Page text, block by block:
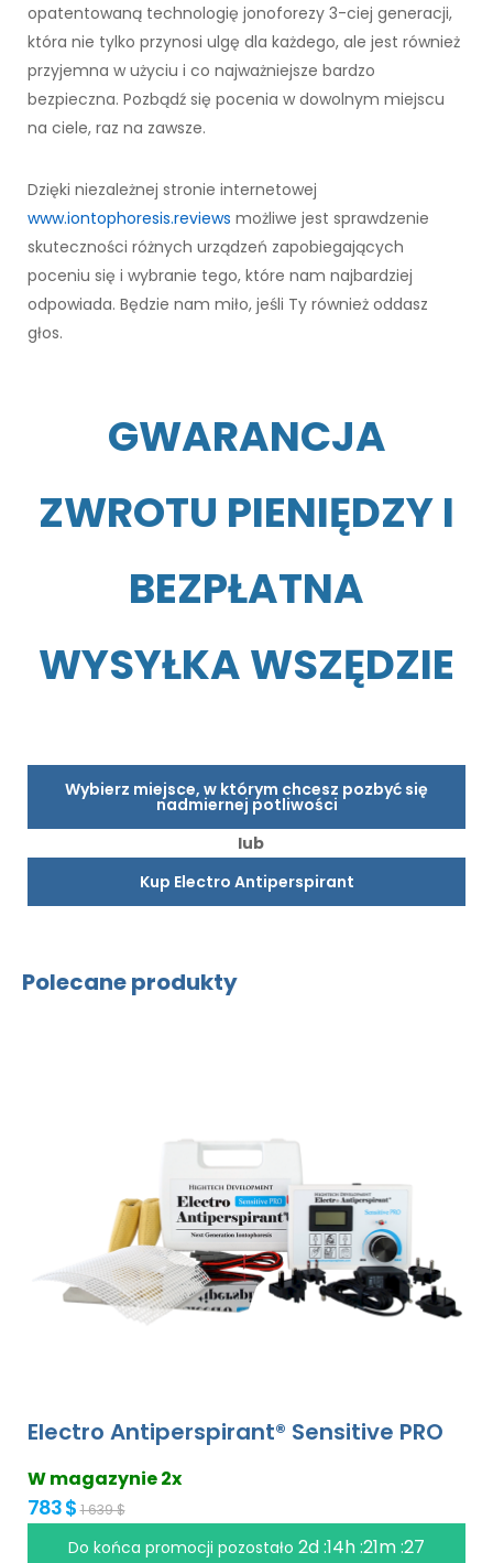
opatentowaną technologię jonoforezy 3-ciej generacji,
która nie tylko przynosi ulgę dla każdego, ale jest również
przyjemna w użyciu i co najważniejsze bardzo
bezpieczna. Pozbądź się pocenia w dowolnym miejscu
na ciele, raz na zawsze.
Dzięki niezależnej stronie internetowej
www.iontophoresis.reviews możliwe jest sprawdzenie
skuteczności różnych urządzeń zapobiegających
poceniu się i wybranie tego, które nam najbardziej
odpowiada. Będzie nam miło, jeśli Ty również oddasz
głos.
GWARANCJA
ZWROTU PIENIĘDZY I
BEZPŁATNA
WYSYŁKA WSZĘDZIE
Wybierz miejsce, w którym chcesz pozbyć się
nadmiernej potliwości
lub
Kup Electro Antiperspirant
Polecane produkty
Electro Antiperspirant® Sensitive PRO
W magazynie 2x
783 $ 1 639 $
Do końca promocji pozostało 2d :14h :21m :27